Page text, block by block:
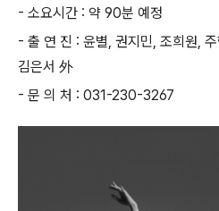
- 소요시간 : 약 90분 예정
- 출 연 진 : 윤별, 권지민, 조희원,
김은서 外
- 문 의 처 : 031-230-3267